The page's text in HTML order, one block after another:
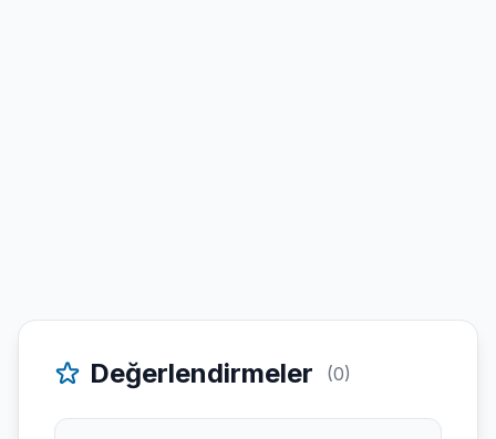
Değerlendirmeler (0)